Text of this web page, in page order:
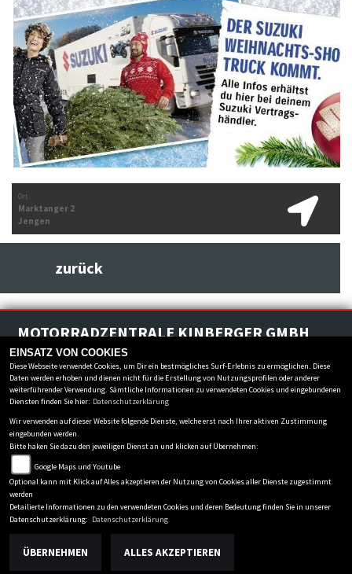
Ort
Marktanger 2
Jengen
zurück
MOTORRADZENTRALE KINBERGER GMBH
Marktanger 2-86860 Jengen
Datenschutzbestimmungen
AGB
EINSATZ VON COOKIES
Diese Webseite verwendet Cookies, um Dir ein bestmögliches Surf-Erlebnis zu ermöglichen. Diese
Daten werden erhoben und dienen nicht für die Erstellung von Nutzungsprofilen oder anderer
weiterführender Verwendung. Sämtliche Informationen zu verwendeten Cookies und eingebundenen
Diensten finden Sie hier: Datenschutzerklärung
Wir verwenden auf dieser Website folgende Dienste, welche erst nach Ihrer aktiven Zustimmung
eingebunden werden.
Bitte haken Sie dazu den jeweiligen Dienst an und klicken auf Übernehmen:
Google Maps und Youtube
Optional kann mit Klick auf Alles akzeptieren der Nutzung von Cookies aller Dienste zugestimmt
werden
Detailierte Informationen zu den verwendeten Cookies und deren Bedeutung finden Sie in unserer
Datenschutzerklärung: Datenschutzerklärung
ÜBERNEHMEN ALLES AKZEPTIEREN